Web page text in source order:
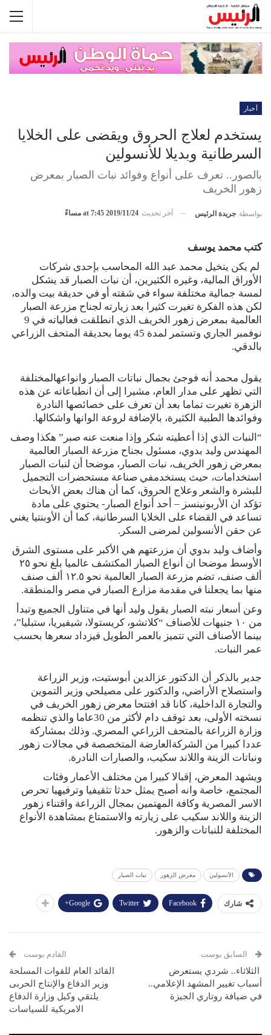
أخبار
يستخدم لعلاج الحروق ويقضى على الخلايا
السرطانية وبديلا للأنسولين
بالصور.. تعرف على أنواع وفوائد نبات الصبار بمعرض
زهور الخريف
بواسطة جريدة الرئيس آخر تحديث 2019/11/24 at 7:45 مساءً
كتب محمد يوسف
لم يكن يتخيل محمد عبد الله المحاسب بإحدى شركات
الأوراق المالية، وغيره الكثيرين، أن نبات الصبار قد يشكل
لمسة جمالية مختلفة سواء في شقته أو في حديقة بيت والده،
لكن هذه الفكرة تغيرت كثيرا بعد زيارته لجناح مزرعة الصبار
العالمية بمعرض زهور الخريف الذي انطلقت فعالياته في 9
نوفمبر الجاري وتستمر لمدة 45 يوما بحديقة المتحف الزراعي
بالدقي.
يقول محمد أنه فوجئ بجمال نباتات الصبار وانواعهالمختلفة
التي تظهر على مدار العام، مشيرا إلى أن انطباعاته عن هذه
الزهرة تغيرت تماما بعد أن تعرف على خصائصها النادرة
وفوائدها الطبية الكثيرة، بالإضافة لروعة الوانها واشكالها.
“النبات الذي إذا أعطيته شكر وإذا منعت عنه صبر” هكذا وصف
المهندس وليد بدوي، مسئول بجناح مزرعة الصبار العالمية
بمعرض زهور الخريف، نبات الصبار، موضحا أن لنبات الصبار
استخدامات، حيث يستخدمفي صناعة مستحضرات التجميل
للبشرة والشعر وعلاج الحروق، كما أن هناك بعض الأبحاث
تؤكد ان الأربونينسز – أحد أنواع الصبار- يحتوي على مادة
تساعد في القضاء على الخلايا السرطانية، كما أن الأوبنتيا يغني
عن حقن الأنسولين لمرضى السكر.
وأضاف وليد بدوي أن مزرعتهم هي الأكبر على مستوى الشرق
الأوسط موضحا ان أنواع الصبار المكتشف عالميا بلغ نحو ٢٥
ألف صنف، تضم مزرعة الصبار العالمية نحو ١٢.٥ ألف صنف
منها بما يجعلنا في مقدمة مزارع الصبار في مصر والمنطقة.
وعن أسعار نبته الصبار يقول وليد أنها في متناول الجميع وتبدأ
من ١٠ جنيهات للأصناف “كلاتشو، كريستولا، شيفيريا، ستبليا”،
بينما الأصناف التي تتميز بالعمر الطويل فيزداد سعرها بحسب
عمر النبات.
جدير بالذكر أن الدكتور عزالدين أبوستيت، وزير الزراعة
واستصلاح الأراضي، والدكتور على مصيلحي وزير التموين
والتجارة الداخلية، كانا قد افتتحا معرض زهور الخريف في
نسخته الأولى، بعد توقف دام لأكثر من 30عاما والذي تنظمه
وزارة الزراعة بالمتحف الزراعي المصري. وذلك بمشاركة
عددا كبيرا من الشركةالعارضة المتخصصة في مجالات زهور
ونباتات الزينة واللاند سكيب، والصبارات النادرة.
ويشهد المعرض، إقبالا كبيرا من مختلف الأعمار وفئات
المجتمع، خاصة وانه أصبح يمثل حدثا تثقيفيا وترفيهيا تحرص
الاسر المصرية وكافة المهتمين بمجال الزراعة واقتناء زهور
الزينة واللاند سكيب على زيارته والاستمتاع بمشاهدة الأنواع
المختلفة للنباتات والزهور.
الأنسولين معرض الزهور نبات الصبار
شارك Facebook
Twitter
Google+
السابق بوست
الثلاثاء.. شردي يستعرض
أسباب تغيير المشهد الإعلامي..
في ضيافة روتاري الجيزة
القادم بوست
القائد العام للقوات المسلحة
وزير الدفاع والإنتاج الحربى
يلتقي وكيل وزارة الدفاع
الامريكية للسياسات